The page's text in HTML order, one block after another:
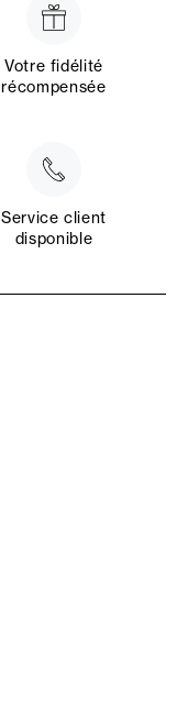
Votre fidélité
récompensée
Service client
disponible